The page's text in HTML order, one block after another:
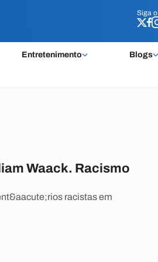
Siga o
Entretenimento Blogs
Siga o
Waack. Racismo
racistas em